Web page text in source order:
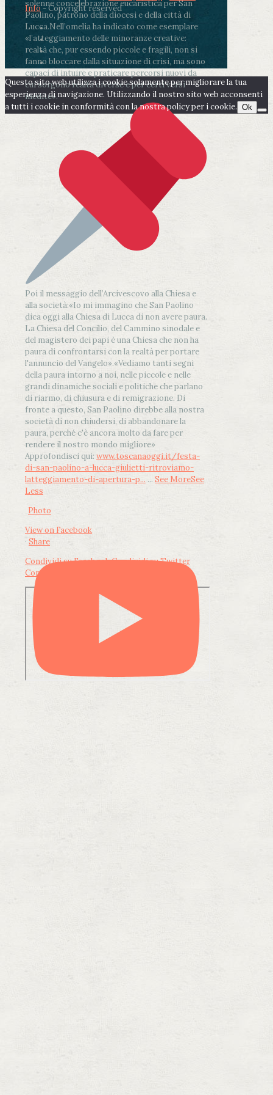
solenne concelebrazione eucaristica per San
Paolino, patrono della diocesi e della città di
Lucca.Nell’omelia ha indicato come esemplare
«l’atteggiamento delle minoranze creative:
realtà che, pur essendo piccole e fragili, non si
fanno bloccare dalla situazione di crisi, ma sono
capaci di intuire e praticare percorsi nuovi da
cui sorgono realtà diverse e per certi versi
inedite».
Poi il messaggio dell’Arcivescovo alla Chiesa e
alla società:«Io mi immagino che San Paolino
dica oggi alla Chiesa di Lucca di non avere paura.
La Chiesa del Concilio, del Cammino sinodale e
del magistero dei papi è una Chiesa che non ha
paura di confrontarsi con la realtà per portare
l'annuncio del Vangelo».«Vediamo tanti segni
della paura intorno a noi, nelle piccole e nelle
grandi dinamiche sociali e politiche che parlano
di riarmo, di chiusura e di remigrazione. Di
fronte a questo, San Paolino direbbe alla nostra
società di non chiudersi, di abbandonare la
paura, perché c'è ancora molto da fare per
rendere il nostro mondo migliore»
Approfondisci qui: www.toscanaoggi.it/festa-
di-san-paolino-a-lucca-giulietti-ritroviamo-
latteggiamento-di-apertura-p... ... See MoreSee
Less
Photo
View on Facebook
· Share
Condividi su FacebookCondividi su Twitter
Condividi su LinkedIn
Info- Copyright reserved
Questo sito web utilizza i cookie solamente per migliorare la tua
esperienza di navigazione. Utilizzando il nostro sito web acconsenti
a tutti i cookie in conformità con la nostra policy per i cookie. Ok